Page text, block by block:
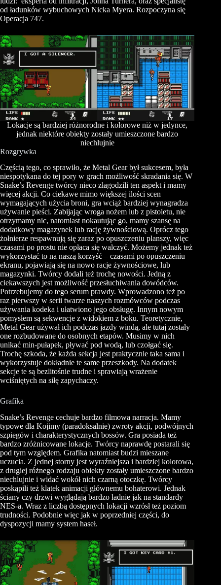
od ładunków wybuchowych Nicka Myera. Rozpoczyna się
Operacja 747.
Lokacje są bardziej różnorodne i kolorowe niż w jedynce,
jednak niektóre obiekty zostały umieszczone bardzo
niechlujnie
Rozgrywka
Częścią tego, co sprawiło, że Metal Gear był sukcesem, była
niespotykana do tej pory w grach możliwość skradania się. W
Snake’s Revenge twórcy nieco złagodzili ten aspekt i mamy
więcej akcji. Co ciekawe mimo większej ilości scen
wymagających użycia broni, gra wciąż bardziej wynagradza
używanie pieści. Zabijając wroga nożem lub z pistoletu, nie
otrzymamy nic, natomiast nokautując go, mamy szansę na
dodatkowy magazynek lub rację żywnościową. Oprócz tego
żołnierze respawnują się zaraz po opuszczeniu planszy, więc
czasami po prostu nie opłaca się walczyć. Możemy jednak też
wykorzystać to na naszą korzyść – czasami po opuszczeniu
ekranu, pojawiają się na nowo racje żywnościowe, lub
magazynki. Twórcy dodali też trochę nowości. Jedną z
ciekawszych jest możliwość przesłuchiwania dowódców.
Potrzebujemy do tego serum prawdy. Wprowadzono też po
raz pierwszy w serii twarze naszych rozmówców podczas
używania kodeka i ułatwiono jego obsługę. Innym nowym
pomysłem są sekwencje z widokiem z boku. Teoretycznie,
Metal Gear używał ich podczas jazdy windą, ale tutaj zostały
one rozbudowane do osobnych etapów. Musimy w nich
unikać min-pułapek, pływać pod wodą, lub czołgać się.
Trochę szkoda, że każda sekcja jest praktycznie taka sama i
wykorzystuje dokładnie te same przeszkody. Na dodatek
sekcje te są bezlitośnie trudne i sprawiają wrażenie
wciśniętych na siłę zapychaczy.
Grafika
Snake’s Revenge cechuje bardzo filmowa narracja. Mamy
typowe dla Kojimy (paradoksalnie) zwroty akcji, podwójnych
szpiegów i charakterystycznych bossów. Gra posiada też
bardzo zróżnicowane lokacje. Twórcy naprawdę postarali się
pod tym względem. Grafika natomiast budzi mieszane
uczucia. Z jednej storny jest wyraźniejsza i bardziej kolorowa,
z drugiej różnego rodzaju obiekty zostały umieszczone bardzo
niechlujnie i widać wokół nich czarną otoczkę. Twórcy
poskąpili też klatek animacji głównemu bohaterowi. Jednak
ściany czy drzwi wyglądają bardzo ładnie jak na standardy
NES-a. Wraz z liczbą dostępnych lokacji wzrósł też poziom
trudności. Podobnie więc jak w poprzedniej części, do
dyspozycji mamy system haseł.